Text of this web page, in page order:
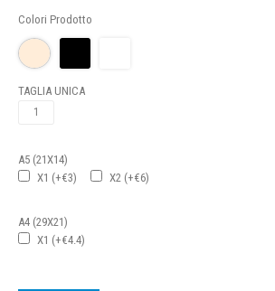
Colori Prodotto
TAGLIA UNICA
A5 (21X14)
X1 (+€3)
X2 (+€6)
A4 (29X21)
X1 (+€4.4)